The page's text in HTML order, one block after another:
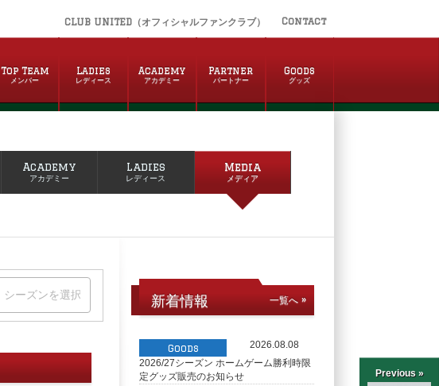
CLUB UNITED（オフィシャルファンクラブ） Contact
Top Team
メンバー
Ladies
レディース
Academy
アカデミー
Partner
パートナー
Goods
グッズ
Previous »
Academy
アカデミー
Ladies
レディース
Media
メディア
新着情報 一覧へ »
Goods
2026.08.08
2026/27シーズン ホームゲーム勝利時限
定グッズ販売のお知らせ